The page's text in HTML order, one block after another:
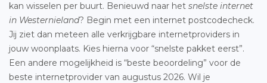
kan wisselen per buurt. Benieuwd naar het snelste internet
in Westernieland? Begin met een internet postcodecheck.
Jij ziet dan meteen alle verkrijgbare internetproviders in
jouw woonplaats. Kies hierna voor “snelste pakket eerst”.
Een andere mogelijkheid is “beste beoordeling” voor de
beste internetprovider van augustus 2026. Wil je